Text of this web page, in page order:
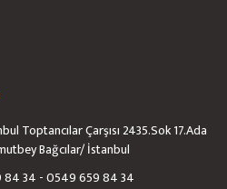
Toptancılar Çarşısı 2435.Sok 17.Ada
Bağcılar/ İstanbul
84 34 - 0549 659 84 34